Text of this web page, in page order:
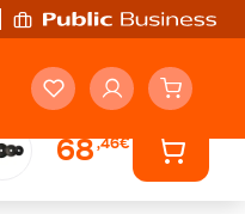
68,46€